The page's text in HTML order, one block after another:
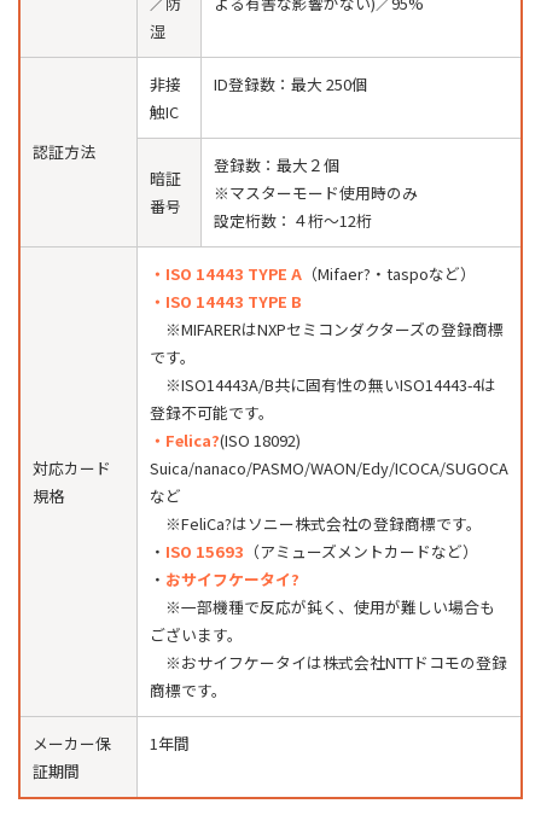
湿
認証方法
非接
触IC
ID登録数：最大 250個
暗証
番号
登録数：最大２個
※マスターモード使用時のみ
設定桁数：４桁〜12桁
対応カード
規格
・ISO 14443 TYPE A （Mifaer?・taspoなど）
・ISO 14443 TYPE B
※MIFARERはNXPセミコンダクターズの登録商標
です。
※ISO14443A/B共に固有性の無いISO14443-4は
登録不可能です。
・Felica?(ISO 18092)
Suica/nanaco/PASMO/WAON/Edy/ICOCA/SUGOCA
など
※FeliCa?はソニー株式会社の登録商標です。
・ ISO 15693 （アミューズメントカードなど）
・ おサイフケータイ?
※一部機種で反応が鈍く、使用が難しい場合も
ございます。
※おサイフケータイは株式会社NTTドコモの登録
商標です。
メーカー保
証期間
1年間